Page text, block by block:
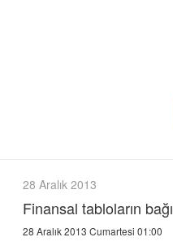
28 Aralık 2013
Finansal tabloların
28 Aralık 2013 Cumartesi 01:00